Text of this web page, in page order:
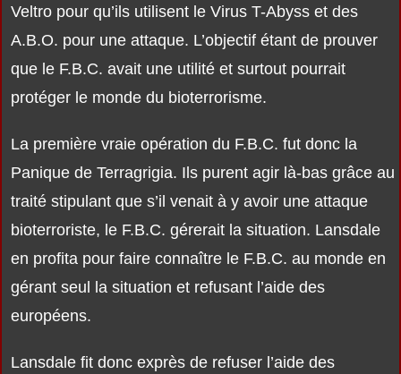
Veltro pour qu’ils utilisent le Virus T-Abyss et des
A.B.O. pour une attaque. L’objectif étant de prouver
que le F.B.C. avait une utilité et surtout pourrait
protéger le monde du bioterrorisme.
La première vraie opération du F.B.C. fut donc la
Panique de Terragrigia. Ils purent agir là-bas grâce au
traité stipulant que s’il venait à y avoir une attaque
bioterroriste, le F.B.C. gérerait la situation. Lansdale
en profita pour faire connaître le F.B.C. au monde en
gérant seul la situation et refusant l’aide des
européens.
Lansdale fit donc exprès de refuser l’aide des